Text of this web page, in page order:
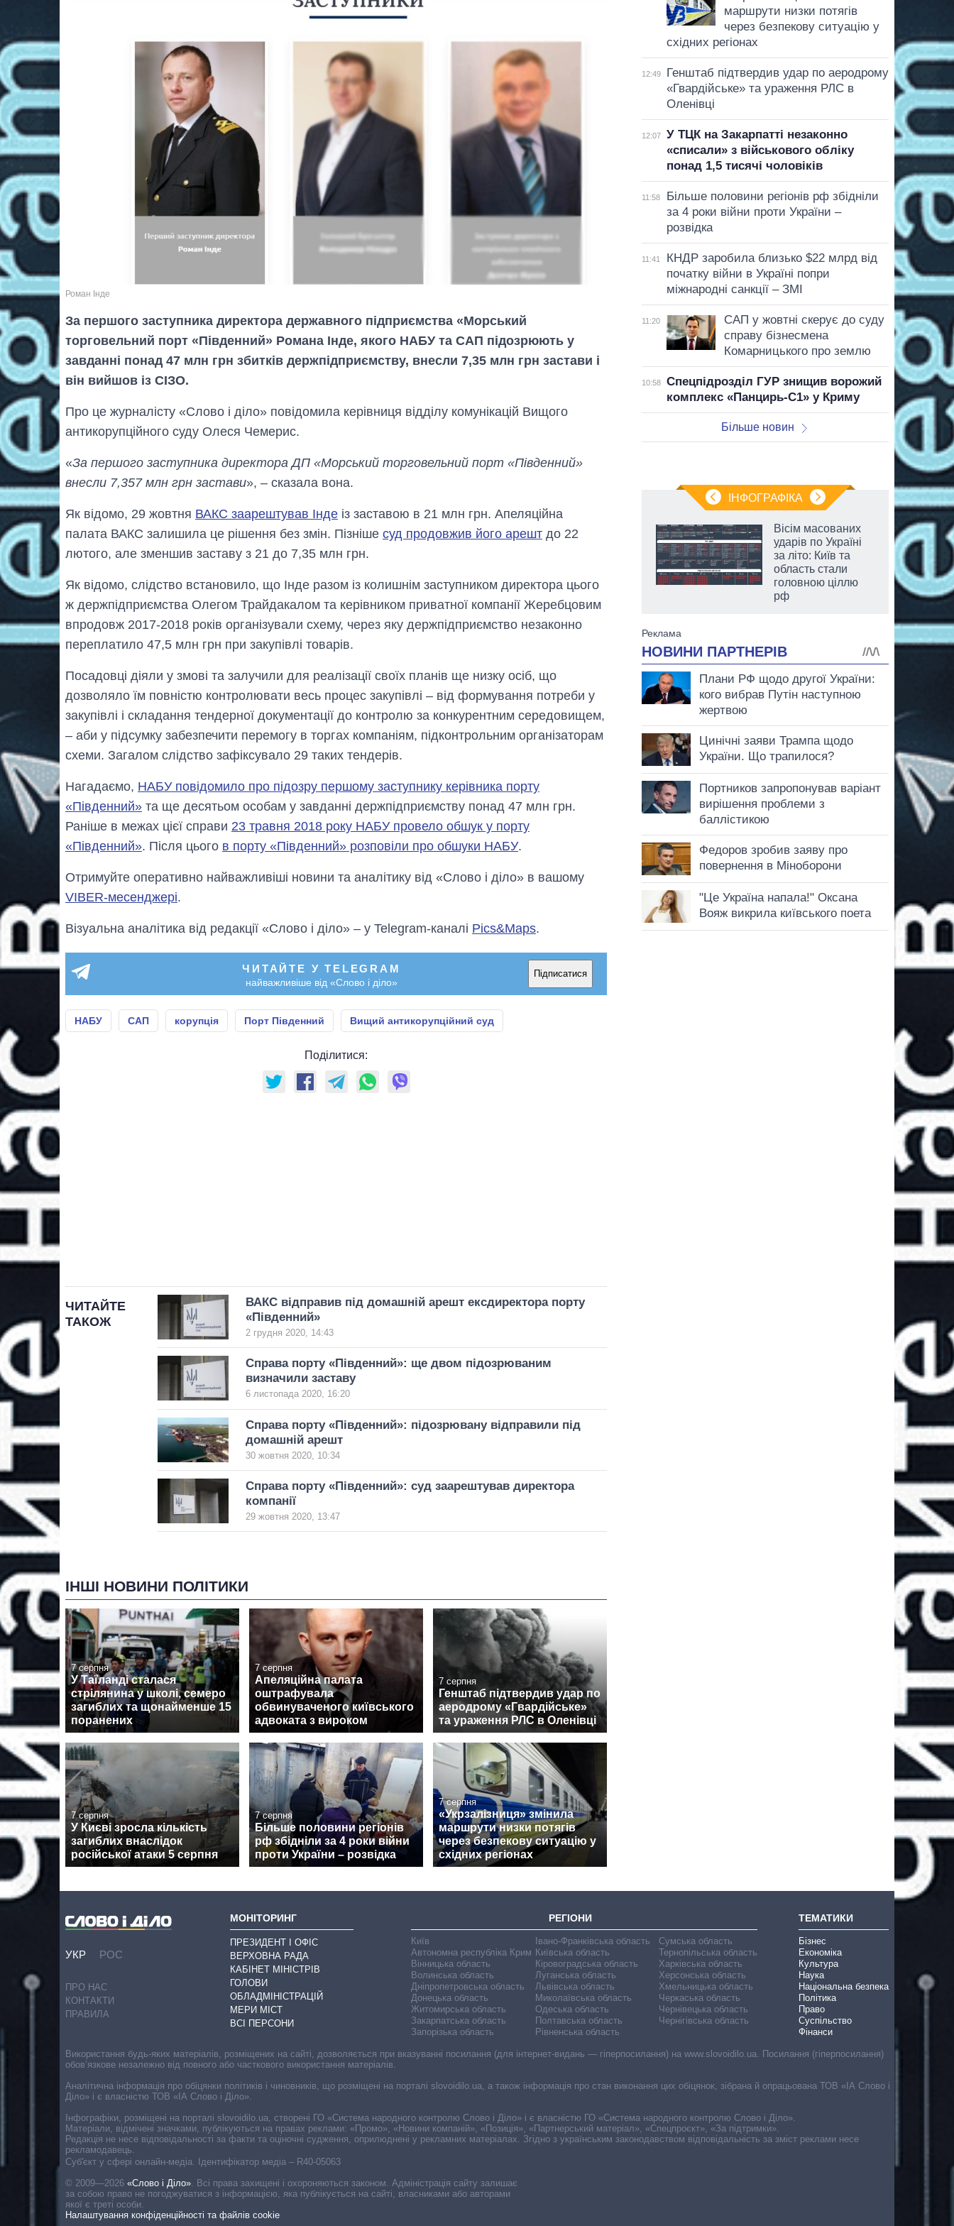
Роман Інде
За першого заступника директора державного підприємства «Морський
торговельний порт «Південний» Романа Інде, якого НАБУ та САП підозрюють у
завданні понад 47 млн грн збитків держпідприємству, внесли 7,35 млн грн застави і
він вийшов із СІЗО.
Про це журналісту «Слово і діло» повідомила керівниця відділу комунікацій Вищого
антикорупційного суду Олеся Чемерис.
«За першого заступника директора ДП «Морський торговельний порт «Південний»
внесли 7,357 млн грн застави», – сказала вона.
Як відомо, 29 жовтня ВАКС заарештував Інде із заставою в 21 млн грн. Апеляційна
палата ВАКС залишила це рішення без змін. Пізніше суд продовжив його арешт до 22
лютого, але зменшив заставу з 21 до 7,35 млн грн.
Як відомо, слідство встановило, що Інде разом із колишнім заступником директора цього
ж держпідприємства Олегом Трайдакалом та керівником приватної компанії Жеребцовим
впродовж 2017-2018 років організували схему, через яку держпідприємство незаконно
переплатило 47,5 млн грн при закупівлі товарів.
Посадовці діяли у змові та залучили для реалізації своїх планів ще низку осіб, що
дозволяло їм повністю контролювати весь процес закупівлі – від формування потреби у
закупівлі і складання тендерної документації до контролю за конкурентним середовищем,
– аби у підсумку забезпечити перемогу в торгах компаніям, підконтрольним організаторам
схеми. Загалом слідство зафіксувало 29 таких тендерів.
Нагадаємо, НАБУ повідомило про підозру першому заступнику керівника порту
«Південний» та ще десятьом особам у завданні держпідприємству понад 47 млн грн.
Раніше в межах цієї справи 23 травня 2018 року НАБУ провело обшук у порту
«Південний». Після цього в порту «Південний» розповіли про обшуки НАБУ.
Отримуйте оперативно найважливіші новини та аналітику від «Слово і діло» в вашому
VIBER-месенджері.
Візуальна аналітика від редакції «Слово і діло» – у Telegram-каналі Pics&Maps.
ЧИТАЙТЕ У TELEGRAM
найважливіше від «Слово і діло»
Підписатися
НАБУ САП корупція Порт Південний Вищий антикорупційний суд
Поділитися:
ЧИТАЙТЕ
ТАКОЖ
ВАКС відправив під домашній арешт ексдиректора порту
«Південний»
2 грудня 2020, 14:43
Справа порту «Південний»: ще двом підозрюваним
визначили заставу
6 листопада 2020, 16:20
Справа порту «Південний»: підозрювану відправили під
домашній арешт
30 жовтня 2020, 10:34
Справа порту «Південний»: суд заарештував директора
компанії
29 жовтня 2020, 13:47
ІНШІ НОВИНИ ПОЛІТИКИ
7 серпня
У Таїланді сталася
стрілянина у школі, семеро
загиблих та щонайменше 15
поранених
7 серпня
Апеляційна палата
оштрафувала
обвинуваченого київського
адвоката з вироком
7 серпня
Генштаб підтвердив удар по
аеродрому «Гвардійське»
та ураження РЛС в Оленівці
7 серпня
У Києві зросла кількість
загиблих внаслідок
російської атаки 5 серпня
7 серпня
Більше половини регіонів
рф збідніли за 4 роки війни
проти України – розвідка
7 серпня
«Укрзалізниця» змінила
маршрути низки потягів
через безпекову ситуацію у
східних регіонах
маршрути низки потягів
через безпекову ситуацію у
східних регіонах
12:49
Генштаб підтвердив удар по аеродрому
«Гвардійське» та ураження РЛС в
Оленівці
12:07
У ТЦК на Закарпатті незаконно
«списали» з військового обліку
понад 1,5 тисячі чоловіків
11:58
Більше половини регіонів рф збідніли
за 4 роки війни проти України –
розвідка
11:41
КНДР заробила близько $22 млрд від
початку війни в Україні попри
міжнародні санкції – ЗМІ
11:20
САП у жовтні скерує до суду
справу бізнесмена
Комарницького про землю
10:58
Спецпідрозділ ГУР знищив ворожий
комплекс «Панцирь-С1» у Криму
Більше новин
ІНФОГРАФІКА
Як за 10 років
змінилася кількість
магістратуру та
аспірантуру
Вісім масованих
ударів по Україні
за літо: Київ та
область стали
головною ціллю
рф
УКР РОС
ПРО НАС
КОНТАКТИ
ПРАВИЛА
МОНІТОРИНГ
ПРЕЗИДЕНТ І ОФІС
ВЕРХОВНА РАДА
КАБІНЕТ МІНІСТРІВ
ГОЛОВИ
ОБЛАДМІНІСТРАЦІЙ
МЕРИ МІСТ
ВСІ ПЕРСОНИ
РЕГІОНИ
Київ
Автономна республіка Крим
Вінницька область
Волинська область
Дніпропетровська область
Донецька область
Житомирська область
Закарпатська область
Запорізька область
Івано-Франківська область
Київська область
Кіровоградська область
Луганська область
Львівська область
Миколаївська область
Одеська область
Полтавська область
Рівненська область
Сумська область
Тернопільська область
Харківська область
Херсонська область
Хмельницька область
Черкаська область
Чернівецька область
Чернігівська область
ТЕМАТИКИ
Бізнес
Економіка
Культура
Наука
Національна безпека
Політика
Право
Суспільство
Фінанси
Cуб'єкт у сфері онлайн-медіа. Ідентифікатор медіа – R40-05063
© 2009—2026 «Слово і Діло» Всі права захищені і охороняються законом. Адміністрація сайту залишає
за собою право не погоджуватися з інформацією, яка публікується на сайті, власниками або авторами
якої є треті особи.
Налаштування конфіденційності та файлів cookie
Використання будь-яких матеріалів, розміщених на сайті, дозволяється при вказуванні посилання (для інтернет-видань — гіперпосилання) на www.slovoidilo.ua. Посилання (гіперпосилання)
обов’язкове незалежно від повного або часткового використання матеріалів.
Аналітична інформація про обіцянки політиків і чиновників, що розміщені на порталі slovoidilo.ua, а також інформація про стан виконання цих обіцянок, зібрана й опрацьована ТОВ «ІА Слово і
Діло» і є власністю ТОВ «ІА Слово і Діло».
Інфографіки, розміщені на порталі slovoidilo.ua, створені ГО «Система народного контролю Слово і Діло» і є власністю ГО «Система народного контролю Слово і Діло».
Матеріали, відмічені значками, публікуються на правах реклами: «Промо», «Новини компаній», «Позиція», «Партнерський матеріал», «Спецпроєкт», «За підтримки».
Редакція не несе відповідальності за факти та оціночні судження, оприлюднені у рекламних матеріалах. Згідно з українським законодавством відповідальність за зміст реклами несе
рекламодавець.